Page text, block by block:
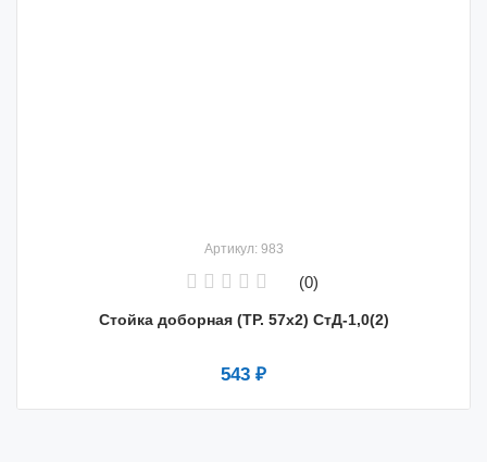
Артикул: 983
(0)
Стойка доборная (ТР. 57х2) СтД-1,0(2)
543 ₽